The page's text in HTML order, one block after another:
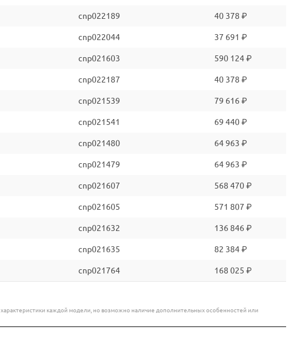
cnp022189 40 378 ₽
cnp022044 37 691 ₽
cnp021603 590 124 ₽
cnp022187 40 378 ₽
cnp021539 79 616 ₽
cnp021541 69 440 ₽
cnp021480 64 963 ₽
cnp021479 64 963 ₽
cnp021607 568 470 ₽
cnp021605 571 807 ₽
cnp021632 136 846 ₽
cnp021635 82 384 ₽
cnp021764 168 025 ₽
каждой модели, но возможно наличие дополнительных особенностей или